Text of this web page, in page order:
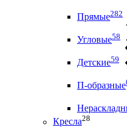
Прямые282
Угловые58
Детские59
П-образные
Кресла28